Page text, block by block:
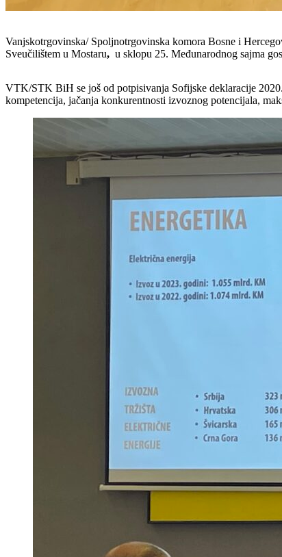
Vanjskotrgovinska/ Spoljnotrgovinska komora Bosne i
Sveučilištem u Mostaru, u sklopu 25. Međunarodnog sajma
VTK/STK BiH se još od potpisivanja Sofijske deklaracije
kompetencija, jačanja konkurentnosti izvoznog potencijala,